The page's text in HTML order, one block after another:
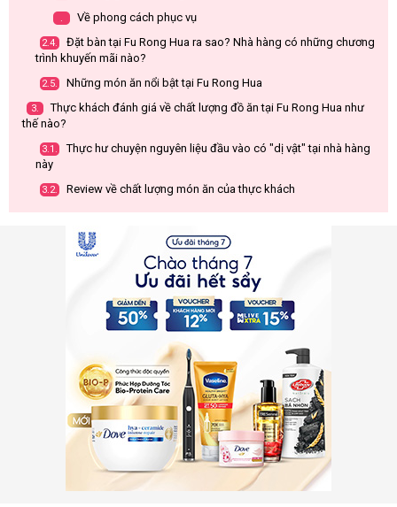
. Về phong cách phục vụ
2.4.
Đặt bàn tại Fu Rong Hua ra sao? Nhà hàng có những chương
trình khuyến mãi nào?
2.5. Những món ăn nổi bật tại Fu Rong Hua
3.
Thực khách đánh giá về chất lượng đồ ăn tại Fu Rong Hua như
thế nào?
3.1.
Thực hư chuyện nguyên liệu đầu vào có "dị vật" tại nhà hàng
này
3.2. Review về chất lượng món ăn của thực khách